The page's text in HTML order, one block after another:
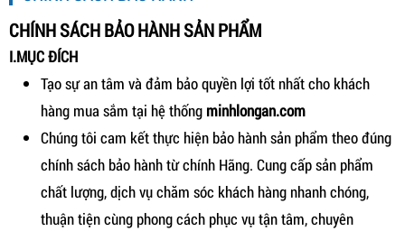
CHÍNH SÁCH BẢO HÀNH SẢN PHẨM
I.MỤC ĐÍCH
Tạo sự an tâm và đảm bảo quyền lợi tốt nhất cho khách
hàng mua sắm tại hệ thống minhlongan.com
Chúng tôi cam kết thực hiện bảo hành sản phẩm theo đúng
chính sách bảo hành từ chính Hãng. Cung cấp sản phẩm
chất lượng, dịch vụ chăm sóc khách hàng nhanh chóng,
thuận tiện cùng phong cách phục vụ tận tâm, chuyên